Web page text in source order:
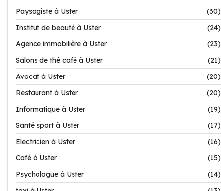
Paysagiste à Uster
(30)
Institut de beauté à Uster
(24)
Agence immobilière à Uster
(23)
Salons de thé café à Uster
(21)
Avocat à Uster
(20)
Restaurant à Uster
(20)
Informatique à Uster
(19)
Santé sport à Uster
(17)
Electricien à Uster
(16)
Café à Uster
(15)
Psychologue à Uster
(14)